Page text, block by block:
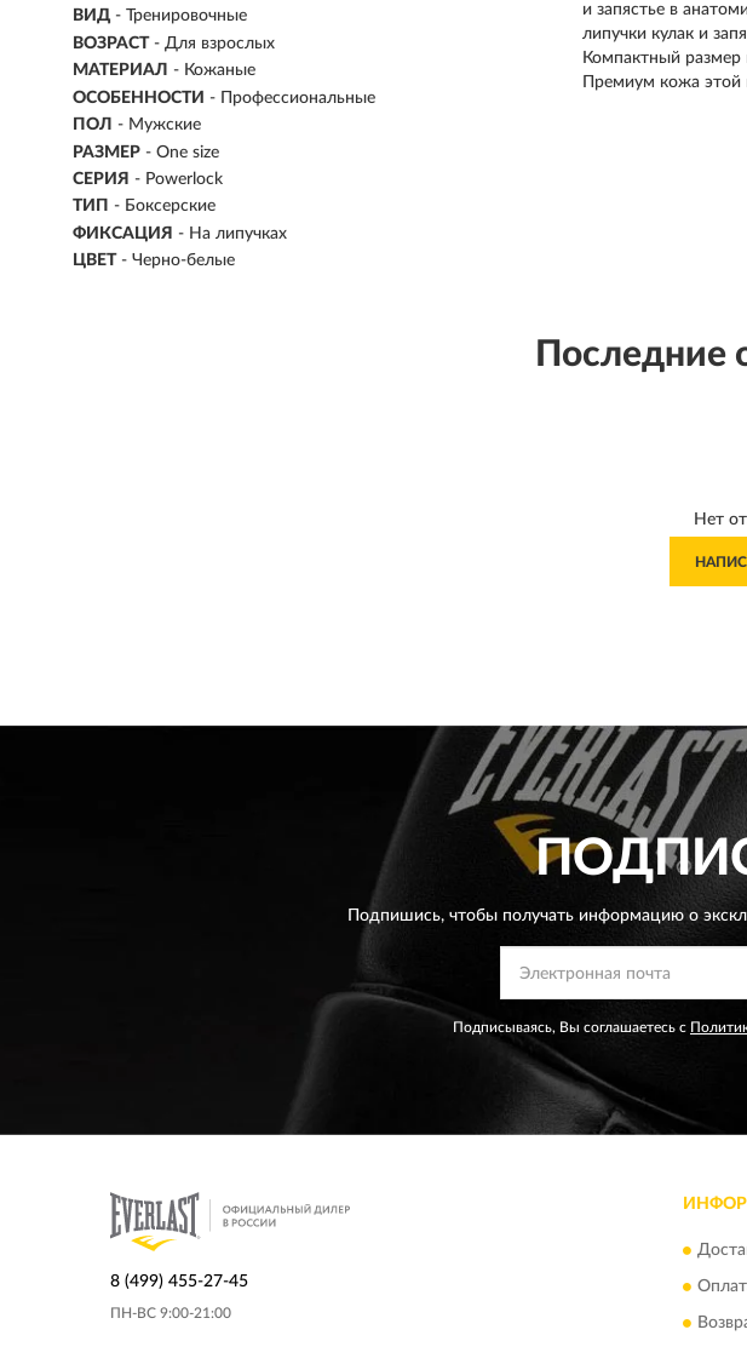
ВИД - Тренировочные
ВОЗРАСТ - Для взрослых
МАТЕРИАЛ - Кожаные
ОСОБЕННОСТИ - Профессиональные
ПОЛ - Мужские
РАЗМЕР - One size
СЕРИЯ - Powerlock
ТИП - Боксерские
ФИКСАЦИЯ - На липучках
ЦВЕТ - Черно-белые
и запястье в
липучки кулак и
Компактный размер
Премиум кожа этой
Последние
Нет
Подпишись, чтобы получать информацию о
Подписываясь, Вы соглашаетесь с
8 (499) 455-27-45
ПН-ВС 9:00-21:00